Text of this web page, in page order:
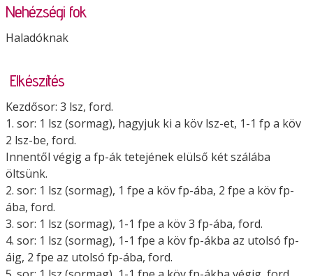
Nehézségi fok
Haladóknak
Elkészítés
Kezdősor: 3 lsz, ford.
1. sor: 1 lsz (sormag), hagyjuk ki a köv lsz-et, 1-1 fp a köv
2 lsz-be, ford.
Innentől végig a fp-ák tetejének elülső két szálába
öltsünk.
2. sor: 1 lsz (sormag), 1 fpe a köv fp-ába, 2 fpe a köv fp-
ába, ford.
3. sor: 1 lsz (sormag), 1-1 fpe a köv 3 fp-ába, ford.
4. sor: 1 lsz (sormag), 1-1 fpe a köv fp-ákba az utolsó fp-
áig, 2 fpe az utolsó fp-ába, ford.